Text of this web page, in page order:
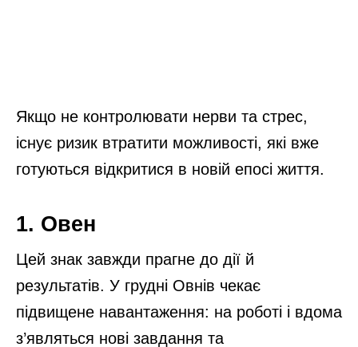
Якщо не контролювати нерви та стрес,
існує ризик втратити можливості, які вже
готуються відкритися в новій епосі життя.
1. Овен
Цей знак завжди прагне до дії й
результатів. У грудні Овнів чекає
підвищене навантаження: на роботі і вдома
з’являться нові завдання та